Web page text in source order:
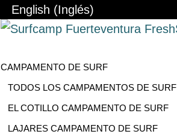
English (Inglés)
CAMPAMENTO DE SURF
TODOS LOS CAMPAMENTOS DE SURF
EL COTILLO CAMPAMENTO DE SURF
LAJARES CAMPAMENTO DE SURF